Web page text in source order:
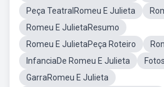
Peça TeatralRomeu E Julieta
Romeu E JulietaResumo
Romeu E JulietaPeça Roteiro
InfanciaDe Romeu E Julieta
GarraRomeu E Julieta